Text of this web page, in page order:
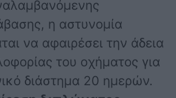
η αστυνομία
να αφαιρέσει την άδεια
του οχήματος για
διάστημα 20 ημερών.